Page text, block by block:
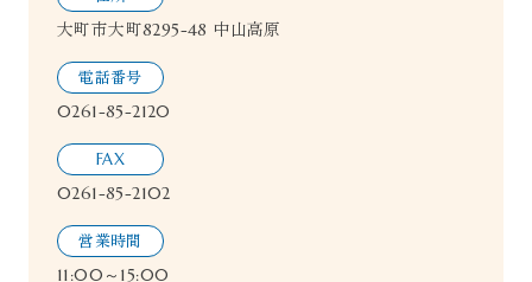
大町市大町8295-48 中山高原
電話番号
0261-85-2120
FAX
0261-85-2102
営業時間
11:00～15:00